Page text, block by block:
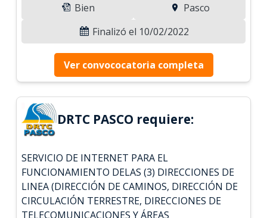
Bien
Pasco
Finalizó el 10/02/2022
Ver convococatoria completa
DRTC PASCO requiere:
SERVICIO DE INTERNET PARA EL
FUNCIONAMIENTO DELAS (3) DIRECCIONES DE
LINEA (DIRECCIÓN DE CAMINOS, DIRECCIÓN DE
CIRCULACIÓN TERRESTRE, DIRECCIONES DE
TELECOMUNICACIONES Y ÁREAS